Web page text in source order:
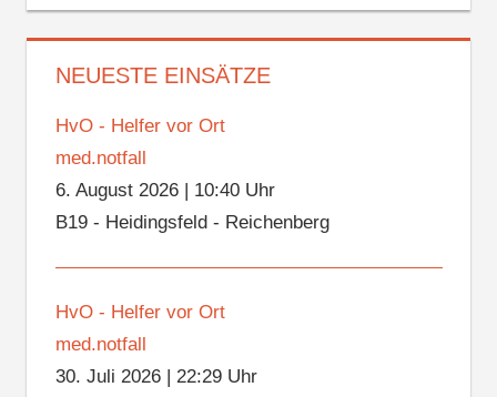
NEUESTE EINSÄTZE
HvO - Helfer vor Ort
med.notfall
6. August 2026| 10:40 Uhr
B19 - Heidingsfeld - Reichenberg
HvO - Helfer vor Ort
med.notfall
30. Juli 2026| 22:29 Uhr